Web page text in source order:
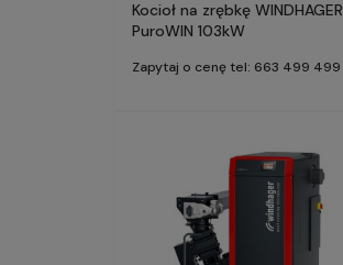
Kocioł na zrębkę WINDHAGER
PuroWIN 103kW
Zapytaj o cenę tel: 663 499 499